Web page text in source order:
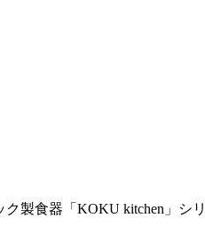
製食器「KOKU kitchen」シ